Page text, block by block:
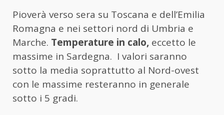
Pioverà verso sera su Toscana e dell’Emilia
Romagna e nei settori nord di Umbria e
Marche. Temperature in calo, eccetto le
massime in Sardegna. I valori saranno
sotto la media soprattutto al Nord-ovest
con le massime resteranno in generale
sotto i 5 gradi.